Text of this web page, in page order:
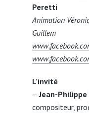
Peretti
Animation
Guillem
L’invité
–Jean-
compositeur,